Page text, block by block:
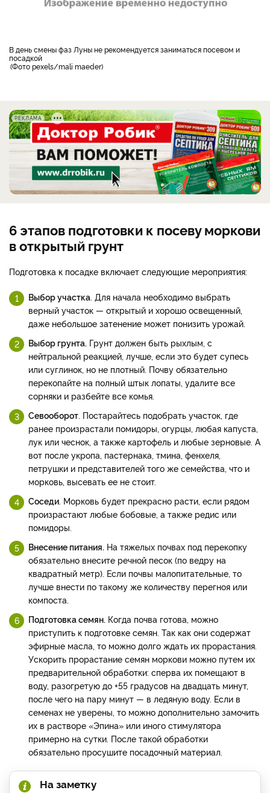
В день смены фаз Луны не рекомендуется заниматься посевом и
посадкой
Фото pexels/mali maeder
РЕКЛАМА
6 этапов подготовки к посеву моркови
в открытый грунт
Подготовка к посадке включает следующие мероприятия:
Выбор участка . Для начала необходимо выбрать
верный участок — открытый и хорошо освещенный,
даже небольшое затенение может понизить урожай.
Выбор грунта. Грунт должен быть рыхлым, с
нейтральной реакцией, лучше, если это будет супесь
или суглинок, но не плотный. Почву обязательно
перекопайте на полный штык лопаты, удалите все
сорняки и разбейте все комья.
Севооборот . Постарайтесь подобрать участок, где
ранее произрастали помидоры, огурцы, любая капуста,
лук или чеснок, а также картофель и любые зерновые. А
вот после укропа, пастернака, тмина, фенхеля,
петрушки и представителей того же семейства, что и
морковь, высевать ее не стоит.
Соседи . Морковь будет прекрасно расти, если рядом
произрастают любые бобовые, а также редис или
помидоры.
Внесение питания. На тяжелых почвах под перекопку
обязательно внесите речной песок (по ведру на
квадратный метр). Если почвы малопитательные, то
лучше внести по такому же количеству перегноя или
компоста.
Подготовка семян. Когда почва готова, можно
приступить к подготовке семян. Так как они содержат
эфирные масла, то можно долго ждать их прорастания.
Ускорить прорастание семян моркови можно путем их
предварительной обработки: сперва их помещают в
воду, разогретую до +55 градусов на двадцать минут,
после чего на пару минут — в ледяную воду. Если в
семенах не уверены, то можно дополнительно замочить
их в растворе «Эпина» или иного стимулятора
примерно на сутки. После такой обработки
обязательно просушите посадочный материал.
На заметку